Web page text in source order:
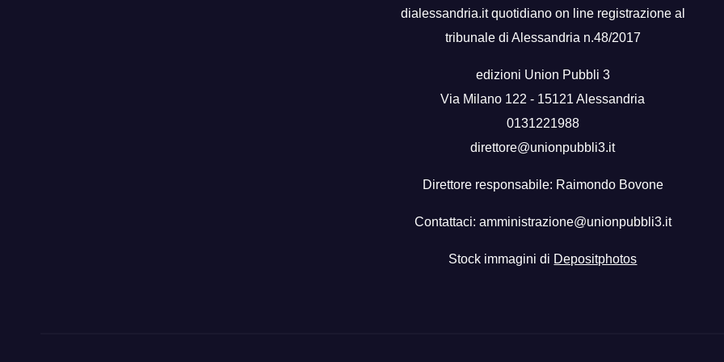
dialessandria.it quotidiano on line registrazione al
tribunale di Alessandria n.48/2017
edizioni Union Pubbli 3
Via Milano 122 - 15121 Alessandria
0131221988
direttore@unionpubbli3.it
Direttore responsabile: Raimondo Bovone
Contattaci: amministrazione@unionpubbli3.it
Stock immagini di Depositphotos